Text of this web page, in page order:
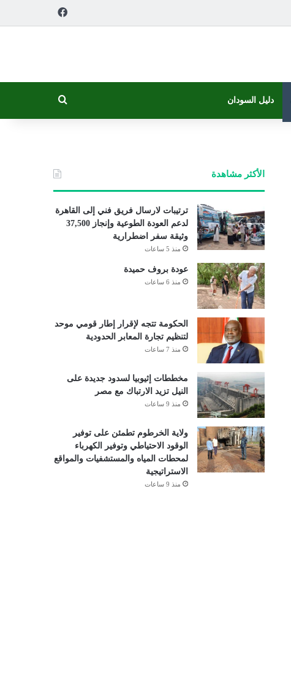
دليل السودان
الأكثر مشاهدة
ترتيبات لارسال فريق فني إلى القاهرة
لدعم العودة الطوعية وإنجاز 37,500
وثيقة سفر اضطرارية
منذ 5 ساعات
عودة بروف حميدة
منذ 6 ساعات
الحكومة تتجه لإقرار إطار قومي موحد
لتنظيم تجارة المعابر الحدودية
منذ 7 ساعات
مخططات إثيوبيا لسدود جديدة على
النيل تزيد الارتباك مع مصر
منذ 9 ساعات
ولاية الخرطوم تطمئن على توفير
الوقود الاحتياطي وتوفير الكهرباء
لمحطات المياه والمستشفيات والمواقع
الاستراتيجية
منذ 9 ساعات